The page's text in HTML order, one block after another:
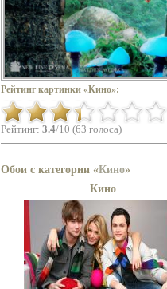
Рейтинг картинки «Кино»:
Рейтинг: 3.4/10 (63 голоса)
Обои с категории «Кино»
Кино